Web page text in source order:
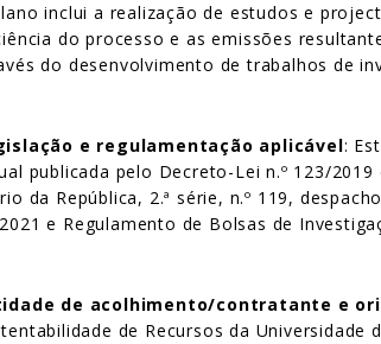
inclui a realização de estudos e
do processo e as emissões
do desenvolvimento de trabalhos de
e regulamentação aplicável:
publicada pelo Decreto-Lei n.º 123/
da República, 2.ª série, n.º 119,
e Regulamento de Bolsas de
de acolhimento/contratante e
de Recursos da